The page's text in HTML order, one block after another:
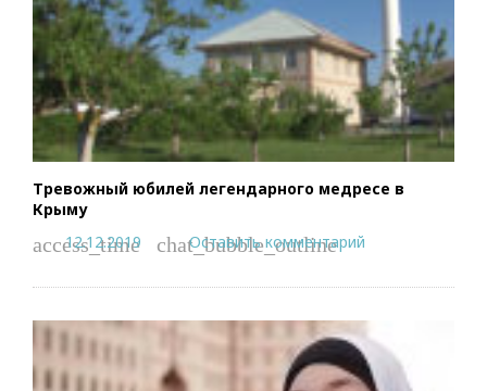
Тревожный юбилей легендарного медресе в
Крыму
access_time
12.12.2019 chat_bubble_outline
Оставить комментарий